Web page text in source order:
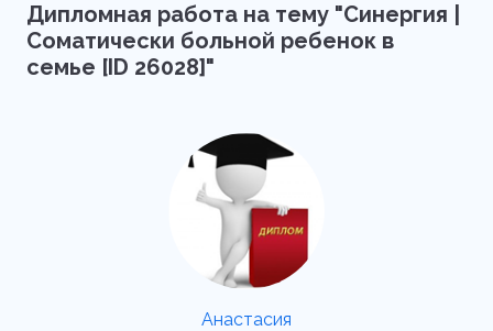
Дипломная работа на тему "Синергия |
Соматически больной ребенок в
семье [ID 26028]"
Анастасия